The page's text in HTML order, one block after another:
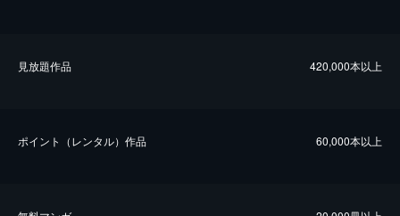
⾒放題作品 420,000本以上
ポイント（レンタル）作品 60,000本以上